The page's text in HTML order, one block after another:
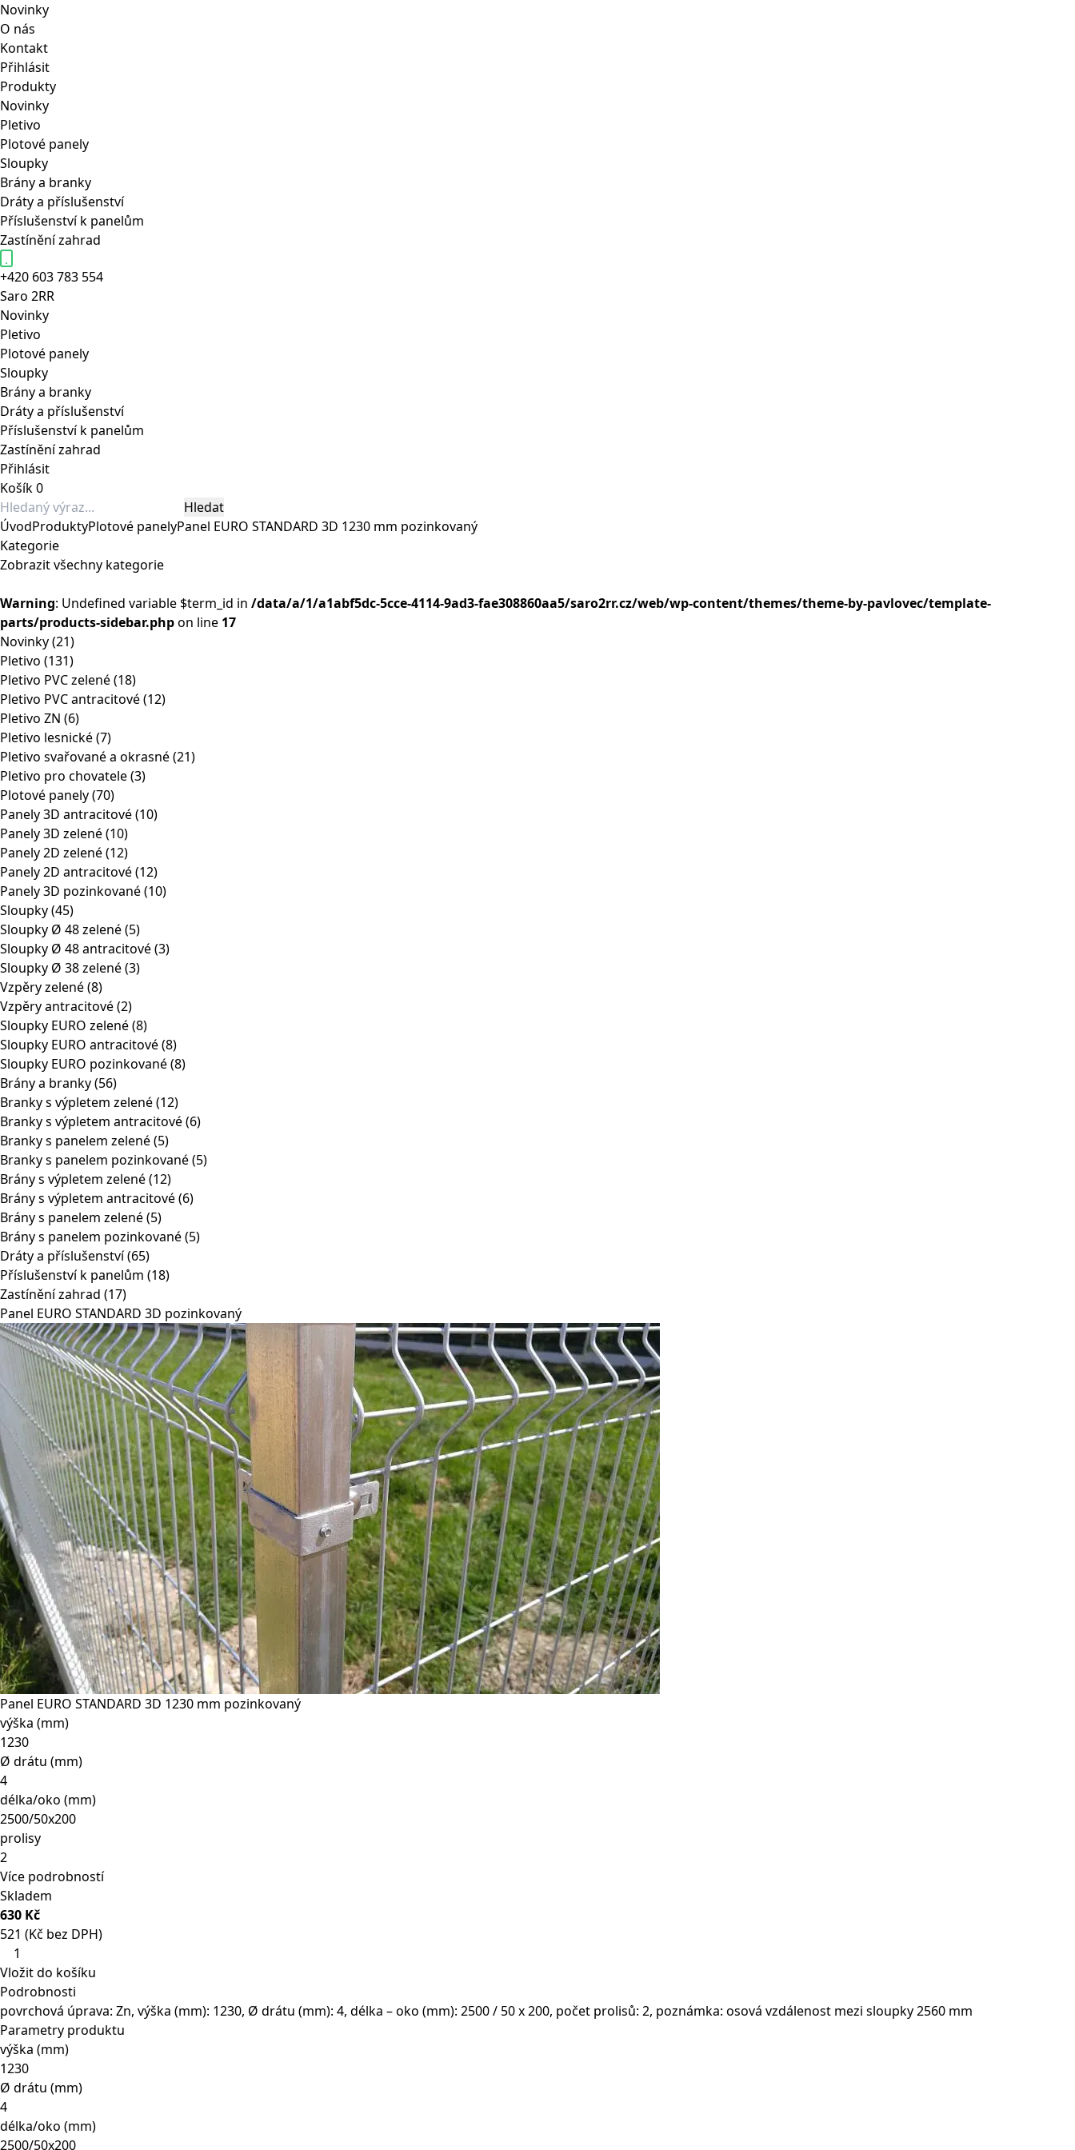
Novinky
O nás
Kontakt
Přihlásit
Produkty
Novinky
Pletivo
Plotové panely
Sloupky
Brány a branky
Dráty a příslušenství
Příslušenství k panelům
Zastínění zahrad
+420 603 783 554
Saro 2RR
Novinky
Pletivo
Plotové panely
Sloupky
Brány a branky
Dráty a příslušenství
Příslušenství k panelům
Zastínění zahrad
Přihlásit
Košík0
ÚvodProduktyPlotové panelyPanel EURO STANDARD 3D 1230 mm pozinkovaný
Kategorie
Zobrazit všechny kategorie
Warning: Undefined variable $term_id in /data/a/1/a1abf5dc-5cce-4114-9ad3-fae308860aa5/saro2rr.cz/web/wp-content/themes/theme-by-pavlovec/template-
parts/products-sidebar.phpon line 17
Novinky(21)
Pletivo (131)
Pletivo PVC zelené(18)
Pletivo PVC antracitové(12)
Pletivo ZN (6)
Pletivo lesnické(7)
Pletivo svařované a okrasné(21)
Pletivo pro chovatele(3)
Plotové panely(70)
Panely 3D antracitové(10)
Panely 3D zelené(10)
Panely 2D zelené(12)
Panely 2D antracitové(12)
Panely 3D pozinkované(10)
Sloupky(45)
Sloupky Ø 48 zelené(5)
Sloupky Ø 48 antracitové(3)
Sloupky Ø 38 zelené(3)
Vzpěry zelené(8)
Vzpěry antracitové(2)
Sloupky EURO zelené(8)
Sloupky EURO antracitové(8)
Sloupky EURO pozinkované(8)
Brány a branky(56)
Branky s výpletem zelené(12)
Branky s výpletem antracitové(6)
Branky s panelem zelené(5)
Branky s panelem pozinkované(5)
Brány s výpletem zelené(12)
Brány s výpletem antracitové(6)
Brány s panelem zelené(5)
Brány s panelem pozinkované(5)
Dráty a příslušenství(65)
Příslušenství k panelům (18)
Zastínění zahrad (17)
Panel EURO STANDARD 3D pozinkovaný
Panel EURO STANDARD 3D 1230 mm pozinkovaný
výška (mm)
1230
Ø drátu (mm)
4
délka/oko (mm)
2500/50x200
prolisy
2
Více podrobností
Skladem
630 Kč
521 (Kč bez DPH)
Panel
EURO
STANDARD
3D
1230
mm
pozinkovaný
množství
Vložit do košíku
Podrobnosti
povrchová úprava: Zn, výška (mm): 1230, Ø drátu (mm): 4, délka – oko (mm): 2500 / 50 x 200, počet prolisů: 2, poznámka: osová vzdálenost mezi sloupky 2560 mm
Parametry produktu
výška (mm)
1230
Ø drátu (mm)
4
délka/oko (mm)
2500/50x200